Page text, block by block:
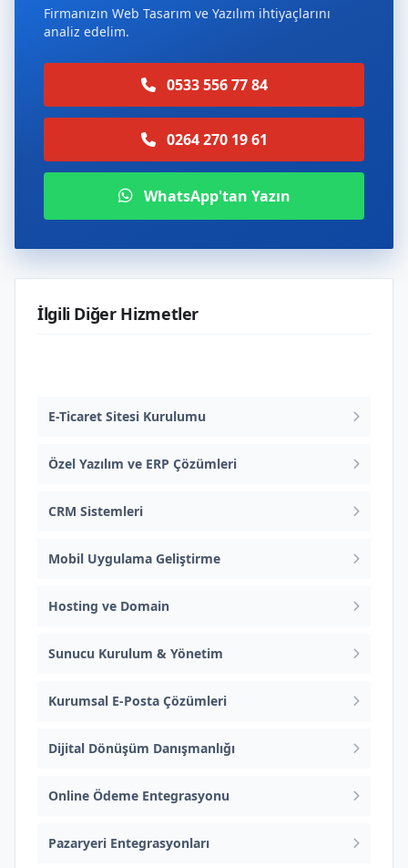
Firmanızın Web Tasarım ve Yazılım ihtiyaçlarını
analiz edelim.
0533 556 77 84
0264 270 19 61
WhatsApp'tan Yazın
İlgili Diğer Hizmetler
E-Ticaret Sitesi Kurulumu
Özel Yazılım ve ERP Çözümleri
CRM Sistemleri
Mobil Uygulama Geliştirme
Hosting ve Domain
Sunucu Kurulum & Yönetim
Kurumsal E-Posta Çözümleri
Dijital Dönüşüm Danışmanlığı
Online Ödeme Entegrasyonu
Pazaryeri Entegrasyonları